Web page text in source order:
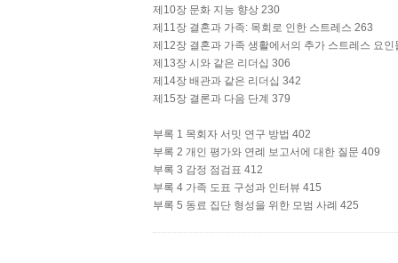
제10장 문화 지능 향상 230
제11장 결혼과 가족: 목회로 인한 스트레스 263
제12장 결혼과 가족 생활에서의 추가 스트레스 요인
제13장 시와 같은 리더십 306
제14장 배관과 같은 리더십 342
제15장 결론과 다음 단계 379
부록 1 목회자 서밋 연구 방법 402
부록 2 개인 평가와 연례 보고서에 대한 질문 409
부록 3 감정 점검표 412
부록 4 가족 도표 구성과 인터뷰 415
부록 5 동료 집단 형성을 위한 모범 사례 425